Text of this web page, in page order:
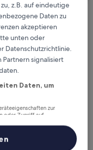
bei
für Mitglieder
Daten
z.B. auf eindeutige
Daten zu
akzeptieren
unten oder
Datenschutzrichtlinie.
Partnern signalisiert
Daten, um
zur
oder Zugriff auf
Performance von Inhalten,
Verbesserung von